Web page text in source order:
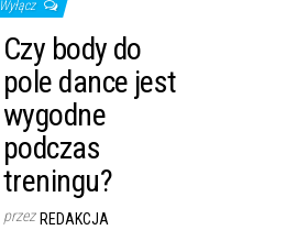
Wyłącz
Czy body do
pole dance jest
wygodne
podczas
treningu?
przez REDAKCJA